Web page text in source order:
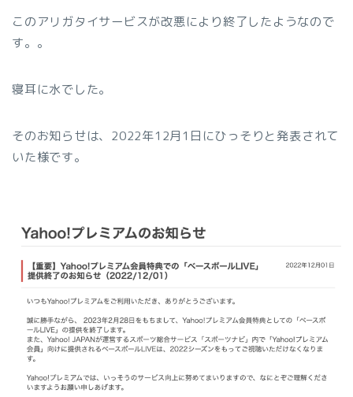
このアリガタイサービスが改悪により終了したようなので
す。。
寝耳に水でした。
そのお知らせは、2022年12月1日にひっそりと発表されて
いた様です。